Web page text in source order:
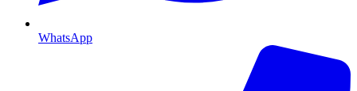
WhatsApp